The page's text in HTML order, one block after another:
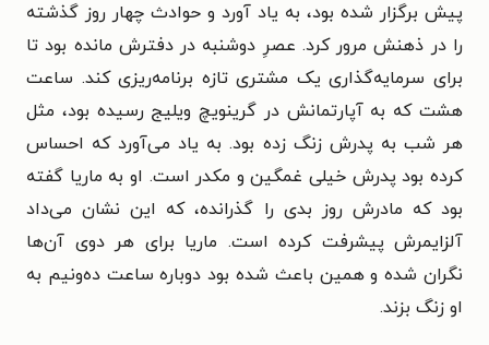
پیش برگزار شده بود، به یاد آورد و حوادث چهار روز گذشته
را در ذهنش مرور کرد. عصرِ دوشنبه در دفترش مانده بود تا
براى سرمایه‌گذارى یک مشترى تازه برنامه‌ریزى کند. ساعت
هشت که به آپارتمانش در گرینویچ ویلیج رسیده بود، مثل
هر شب به پدرش زنگ زده بود. به یاد مى‌آورد که احساس
کرده بود پدرش خیلى غمگین و مکدر است. او به ماریا گفته
بود که مادرش روز بدى را گذرانده، که این نشان مى‌داد
آلزایمرش پیشرفت کرده است. ماریا براى هر دوى آن‌ها
نگران شده و همین باعث شده بود دوباره ساعت ده‌ونیم به
او زنگ بزند.